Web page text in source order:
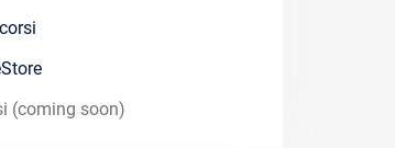
(coming soon)